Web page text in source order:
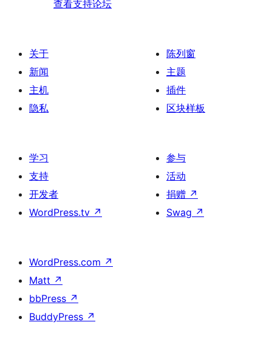
查看支持论坛
关于
新闻
主机
隐私
陈列窗
主题
插件
区块样板
学习
支持
开发者
WordPress.tv ↗
参与
活动
捐赠 ↗
Swag ↗
WordPress.com ↗
Matt ↗
bbPress ↗
BuddyPress ↗